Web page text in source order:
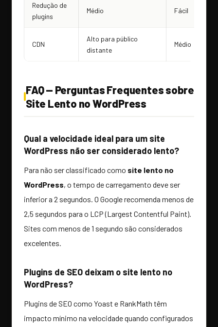
Redução de
plugins
Médio Fácil
CDN
Alto para público
distante
Médio
FAQ — Perguntas Frequentes sobre
Site Lento no WordPress
Qual a velocidade ideal para um site
WordPress não ser considerado lento?
Para não ser classificado como site lento no
WordPress, o tempo de carregamento deve ser
inferior a 2 segundos. O Google recomenda menos de
2,5 segundos para o LCP (Largest Contentful Paint).
Sites com menos de 1 segundo são considerados
excelentes.
Plugins de SEO deixam o site lento no
WordPress?
Plugins de SEO como Yoast e RankMath têm
impacto mínimo na velocidade quando configurados